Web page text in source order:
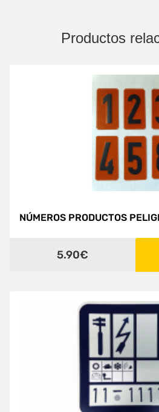
Productos
NÚMEROS PRODUCTOS
5.90€